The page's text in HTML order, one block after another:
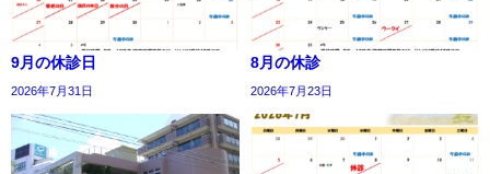
9月の休診日
2026年7月31日
8月の休診
2026年7月23日